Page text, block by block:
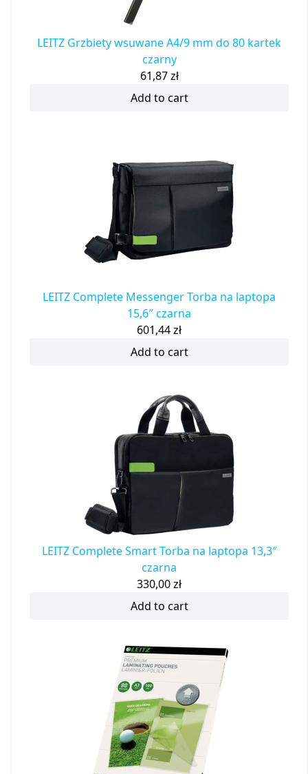
LEITZ Grzbiety wsuwane A4/9 mm do 80 kartek
czarny
61,87zł
Add to cart
LEITZ Complete Messenger Torba na laptopa
15,6″ czarna
601,44zł
Add to cart
LEITZ Complete Smart Torba na laptopa 13,3″
czarna
330,00zł
Add to cart